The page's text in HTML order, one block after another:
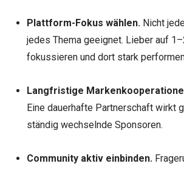
Plattform-Fokus wählen. Nicht
jedes Thema geeignet. Lieber auf
fokussieren und dort stark
Langfristige
Eine dauerhafte Partnerschaft wirkt
ständig wechselnde Sponsoren.
Community aktiv einbinden.